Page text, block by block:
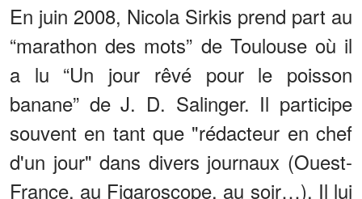
En juin 2008, Nicola Sirkis prend part au
“marathon des mots” de Toulouse où il
a lu “Un jour rêvé pour le poisson
banane” de J. D. Salinger. Il participe
souvent en tant que "rédacteur en chef
d'un jour" dans divers journaux (Ouest-
France, au Figaroscope, au soir…). Il lui